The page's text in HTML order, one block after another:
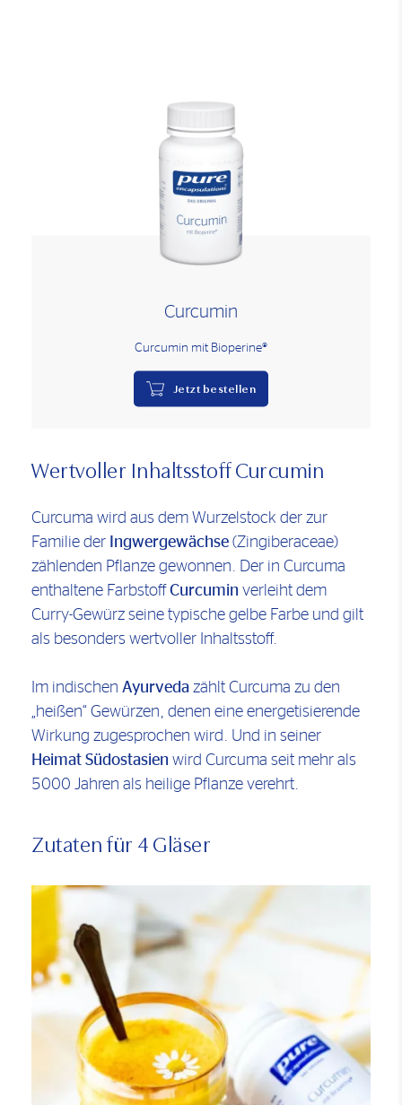
Curcumin
Curcumin mit Bioperine®
Jetzt bestellen
Wertvoller Inhaltsstoff Curcumin
Curcuma wird aus dem Wurzelstock der zur
Familie der Ingwergewächse (Zingiberaceae)
zählenden Pflanze gewonnen. Der in Curcuma
enthaltene FarbstoffCurcumin verleiht dem
Curry-Gewürz seine typische gelbe Farbe und gilt
als besonders wertvoller Inhaltsstoff.
Im indischen Ayurveda zählt Curcuma zu den
„heißen“ Gewürzen, denen eine energetisierende
Wirkung zugesprochen wird. Und in seiner
Heimat Südostasien wird Curcuma seit mehr als
5000 Jahren als heilige Pflanze verehrt.
Zutaten für 4 Gläser